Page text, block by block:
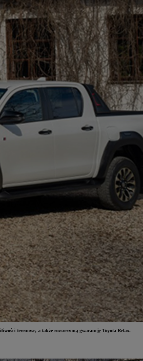
terenowe, a także rozszerzoną gwarancję Toyota Relax.